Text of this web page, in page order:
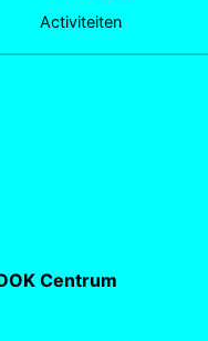
Activiteiten
Centrum